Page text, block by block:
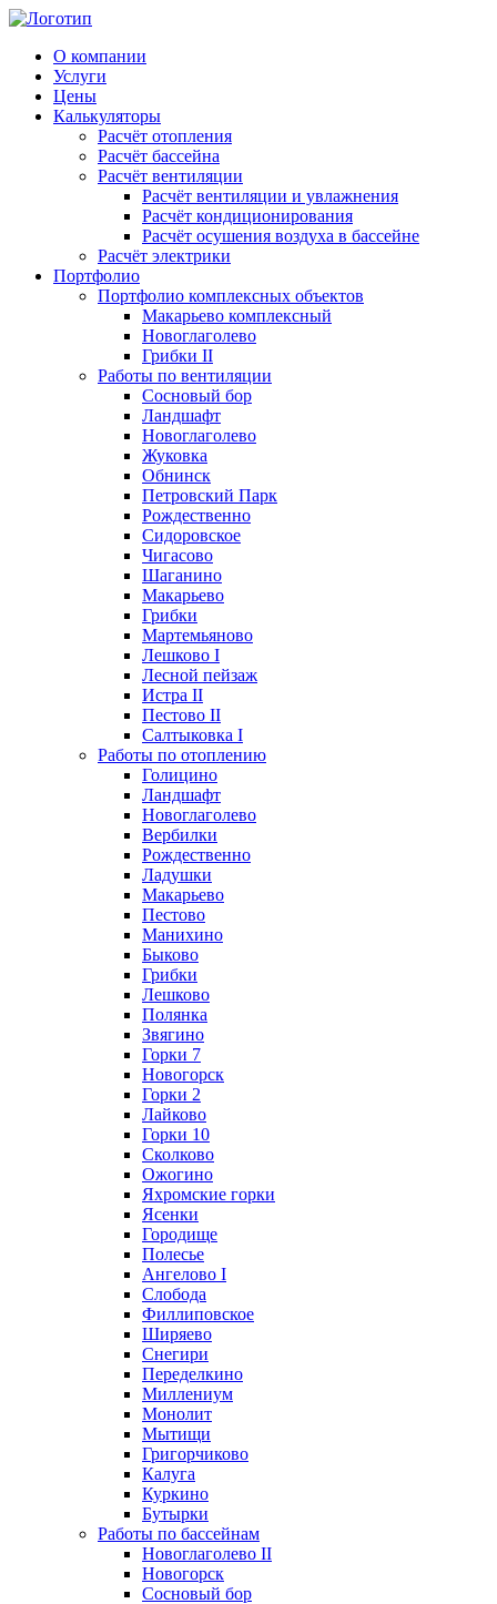
О компании
Услуги
Цены
Калькуляторы
Расчёт отопления
Расчёт бассейна
Расчёт вентиляции
Расчёт вентиляции и увлажнения
Расчёт кондиционирования
Расчёт осушения воздуха в бассейне
Расчёт электрики
Портфолио
Портфолио комплексных объектов
Макарьево комплексный
Новоглаголево
Грибки II
Работы по вентиляции
Сосновый бор
Ландшафт
Новоглаголево
Жуковка
Обнинск
Петровский Парк
Рождественно
Сидоровское
Чигасово
Шаганино
Макарьево
Грибки
Мартемьяново
Лешково I
Лесной пейзаж
Истра II
Пестово II
Салтыковка I
Работы по отоплению
Голицино
Ландшафт
Новоглаголево
Вербилки
Рождественно
Ладушки
Макарьево
Пестово
Манихино
Быково
Грибки
Лешково
Полянка
Звягино
Горки 7
Новогорск
Горки 2
Лайково
Горки 10
Сколково
Ожогино
Яхромские горки
Ясенки
Городище
Полесье
Ангелово I
Слобода
Филлиповское
Ширяево
Снегири
Переделкино
Миллениум
Монолит
Мытищи
Григорчиково
Калуга
Куркино
Бутырки
Работы по бассейнам
Новоглаголево II
Новогорск
Сосновый бор